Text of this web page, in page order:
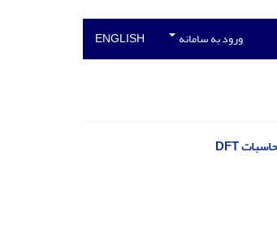
ورود به سامانه ENGLISH